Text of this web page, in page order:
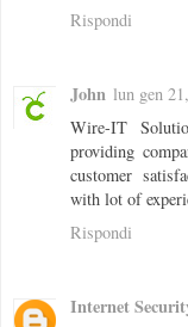
Rispondi
John lun gen
Wire-IT
providing
customer
with lot of
Rispondi
Internet